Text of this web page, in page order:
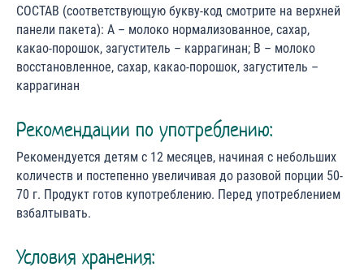
СОСТАВ (соответствующую букву-код смотрите на верхней
панели пакета): А – молоко нормализованное, сахар,
какао-порошок, загуститель – каррагинан; В – молоко
восстановленное, сахар, какао-порошок, загуститель –
каррагинан
Рекомендации по употреблению:
Рекомендуется детям с 12 месяцев, начиная с небольших
количеств и постепенно увеличивая до разовой порции 50-
70 г. Продукт готов купотреблению. Перед употреблением
взбалтывать.
Условия хранения: